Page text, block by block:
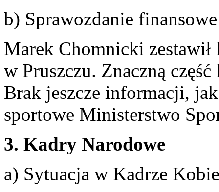
b) Sprawozdanie finansowe
Marek Chomnicki
w Pruszczu. Znaczną
Brak jeszcze informacji,
sportowe Ministerstwo
3. Kadry Narodowe
a) Sytuacja w Kadrze